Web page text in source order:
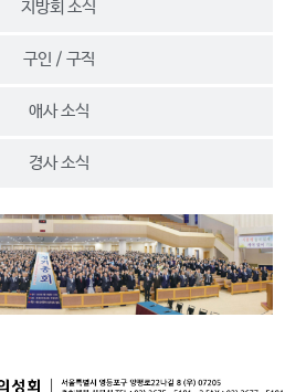
지방회 소식
구인 / 구직
애사 소식
경사 소식